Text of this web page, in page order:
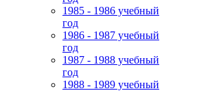
1985 - 1986 учебный
год
1986 - 1987 учебный
год
1987 - 1988 учебный
год
1988 - 1989 учебный